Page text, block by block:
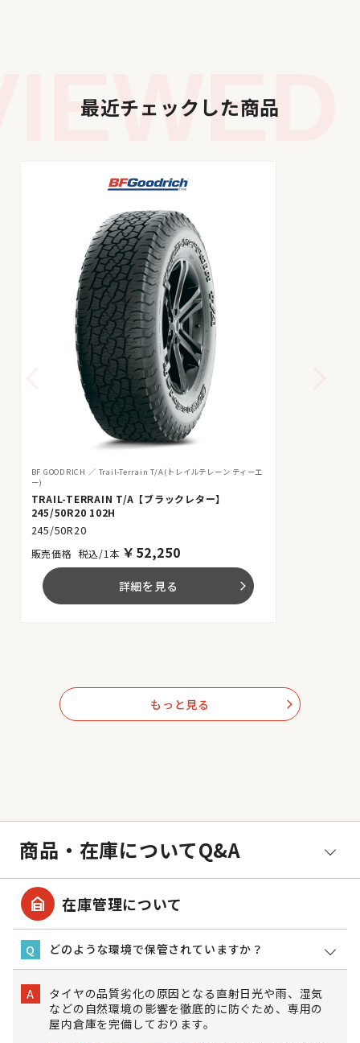
最近チェックした商品
BF GOODRICH
Trail-Terrain T/A(トレイルテレーン ティーエ
ー)
TRAIL-TERRAIN T/A【ブラックレター】
245/50R20 102H
245/50R20
税込/1本 ￥ 52,250
詳細を見る arrow_forward_ios
もっと見る arrow_forward_ios
商品・在庫についてQ&A
garage_home 在庫管理について
Q どのような環境で保管されていますか？
A
タイヤの品質劣化の原因となる直射日光や雨、湿気
などの自然環境の影響を徹底的に防ぐため、専用の
屋内倉庫を完備しております。